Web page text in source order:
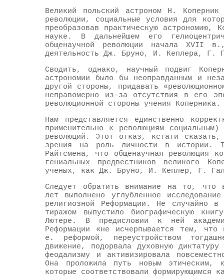
Великий польский астроном Н.
революции, социальные условия для
преобразовав практическую астрономию,
науке. В дальнейшем его
общенаучной революции начала XVII
деятельность Дж. Бруно, И. Кеплера, Г.
Сводить, однако, научный подвиг
астрономии было бы неоправданным и
другой стороны, придавать
неправомерно из-за отсутствия в его
революционной стороны учения Коперника.
Нам представляется единственно
применительно к революциям
революций. Этот отказ, кстати сказать,
зрения на роль личности в истории.
Райтсмена, что общенаучная революция
гениальных предвестников великого
ученых, как Дж. Бруно, И. Кеплер, Г.
Следует обратить внимание на то, что
лет выполнено углубленное
религиозной Реформации. Не случайно
тиражом выпустило биографическую
Лютере. В предисловии к ней
Реформации «не исчерпывается тем, что
е. реформой, переустройством
движение, подорвала духовную
феодализму и активизировала
Она проложила путь новым этическим,
которые соответствовали формирующимся